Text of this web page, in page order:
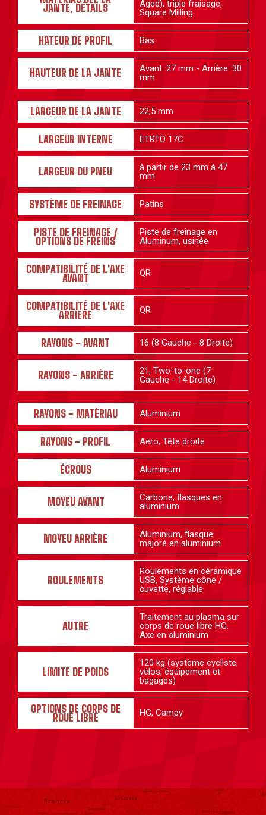
JANTE, DÉTAILS
Aged), triple fraisage,
Square Milling
HATEUR DE PROFIL Bas
HAUTEUR DE LA JANTE
Avant: 27 mm - Arrière: 30
mm
LARGEUR DE LA JANTE 22,5 mm
LARGEUR INTERNE ETRTO 17C
LARGEUR DU PNEU
à partir de 23 mm à 47
mm
SYSTÈME DE FREINAGE Patins
PISTE DE FREINAGE /
OPTIONS DE FREINS
Piste de freinage en
Aluminum, usinée
COMPATIBILITÉ DE L'AXE
AVANT QR
COMPATIBILITÉ DE L'AXE
ARRIERE QR
RAYONS - AVANT 16 (8 Gauche - 8 Droite)
RAYONS - ARRIÈRE
21, Two-to-one (7
Gauche - 14 Droite)
RAYONS - MATÈRIAU Aluminium
RAYONS - PROFIL Aero, Tête droite
ÉCROUS Aluminium
MOYEU AVANT
Carbone, flasques en
aluminium
MOYEU ARRIÈRE
Aluminium, flasque
majoré en aluminium
ROULEMENTS
Roulements en céramique
USB, Système cône /
cuvette, réglable
AUTRE
Traitement au plasma sur
corps de roue libre HG.
Axe en aluminium
LIMITE DE POIDS
120 kg (système cycliste,
vélos, équipement et
bagages)
OPTIONS DE CORPS DE
ROUE LIBRE HG, Campy